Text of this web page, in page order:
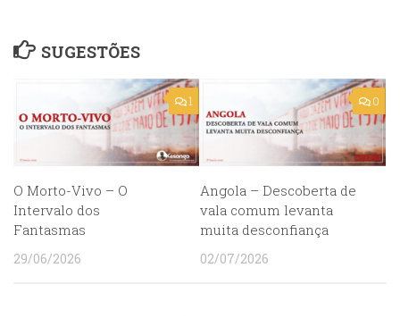
SUGESTÕES
1
O Morto-Vivo – O
Intervalo dos
Fantasmas
29/06/2026
0
Angola – Descoberta de
vala comum levanta
muita desconfiança
02/07/2026